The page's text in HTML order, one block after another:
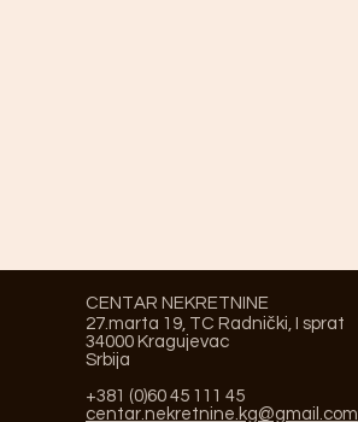
CENTAR NEKRETNINE
27.marta 19, TC Radnički, I sprat
34000 Kragujevac
Srbija
+381 (0)60 45 111 45
centar.nekretnine.kg@gmail.com